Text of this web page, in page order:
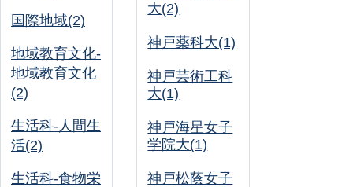
国際地域(2)
地域教育文化-
地域教育文化
(2)
生活科-人間生
活(2)
生活科-食物栄
大(2)
神戸薬科大(1)
神戸芸術工科
大(1)
神戸海星女子
学院大(1)
神戸松蔭女子